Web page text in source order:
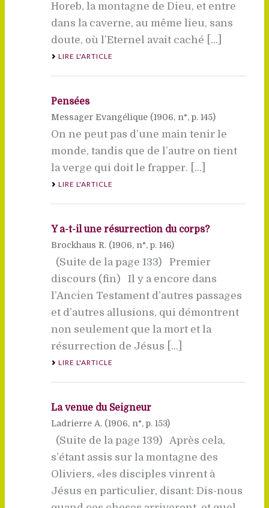
Horeb, la montagne de Dieu, et entre
dans la caverne, au même lieu, sans
doute, où l’Eternel avait caché [...]
LIRE L'ARTICLE
Pensées
Messager Evangélique (1906, n°, p. 145)
On ne peut pas d’une main tenir le
monde, tandis que de l’autre on tient
la verge qui doit le frapper. [...]
LIRE L'ARTICLE
Y a-t-il une résurrection du corps?
Brockhaus R. (1906, n°, p. 146)
(Suite de la page 133) Premier
discours (fin) Il y a encore dans
l’Ancien Testament d’autres passages
et d’autres allusions, qui démontrent
non seulement que la mort et la
résurrection de Jésus [...]
LIRE L'ARTICLE
La venue du Seigneur
Ladrierre A. (1906, n°, p. 153)
(Suite de la page 139) Après cela,
s’étant assis sur la montagne des
Oliviers, «les disciples vinrent à
Jésus en particulier, disant: Dis-nous